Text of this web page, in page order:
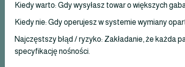
Kiedy warto: Gdy wysyłasz towar o większych
Kiedy nie: Gdy operujesz w systemie wymiany
Najczęstszy błąd / ryzyko: Zakładanie, że każda
specyfikację nośności.